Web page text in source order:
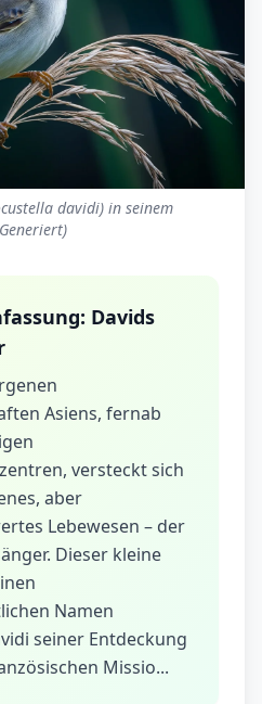
davidi) in seinem
Davids
Asiens, fernab
versteckt sich
aber
Lebewesen – der
Dieser kleine
Namen
seiner Entdeckung
Missio...